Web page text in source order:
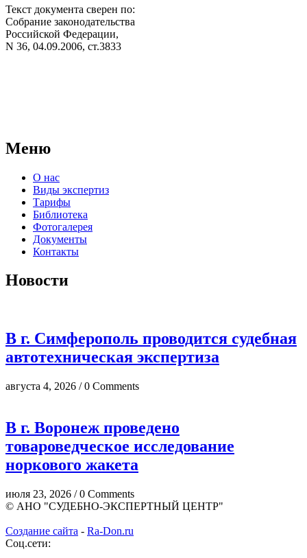
Текст документа сверен по:
Собрание законодательства
Российской Федерации,
N 36, 04.09.2006, ст.3833
Меню
О нас
Виды экспертиз
Тарифы
Библиотека
Фотогалерея
Документы
Контакты
Новости
В г. Симферополь проводится судебная
автотехническая экспертиза
августа 4, 2026 / 0 Comments
В г. Воронеж проведено
товароведческое исследование
норкового жакета
июля 23, 2026 / 0 Comments
© АНО "СУДЕБНО-ЭКСПЕРТНЫЙ ЦЕНТР"
Создание сайта - Ra-Don.ru
Соц.сети: